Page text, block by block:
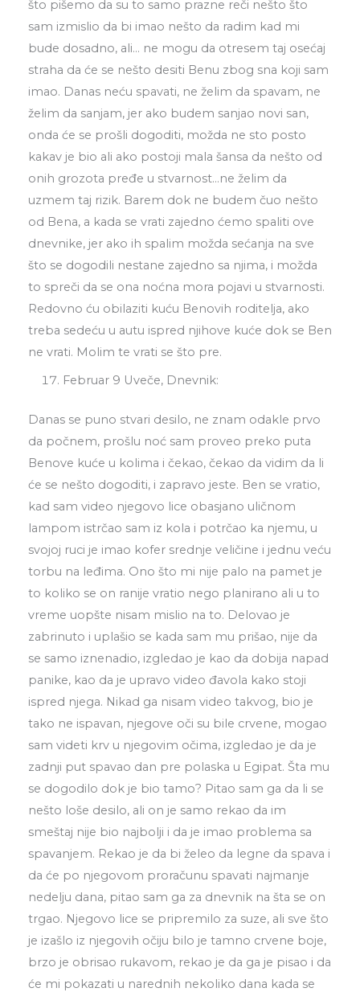
što pišemo da su to samo prazne reči nešto što
sam izmislio da bi imao nešto da radim kad mi
bude dosadno, ali… ne mogu da otresem taj osećaj
straha da će se nešto desiti Benu zbog sna koji sam
imao. Danas neću spavati, ne želim da spavam, ne
želim da sanjam, jer ako budem sanjao novi san,
onda će se prošli dogoditi, možda ne sto posto
kakav je bio ali ako postoji mala šansa da nešto od
onih grozota pređe u stvarnost…ne želim da
uzmem taj rizik. Barem dok ne budem čuo nešto
od Bena, a kada se vrati zajedno ćemo spaliti ove
dnevnike, jer ako ih spalim možda sećanja na sve
što se dogodili nestane zajedno sa njima, i možda
to spreči da se ona noćna mora pojavi u stvarnosti.
Redovno ću obilaziti kuću Benovih roditelja, ako
treba sedeću u autu ispred njihove kuće dok se Ben
ne vrati. Molim te vrati se što pre.
Februar 9 Uveče, Dnevnik:
Danas se puno stvari desilo, ne znam odakle prvo
da počnem, prošlu noć sam proveo preko puta
Benove kuće u kolima i čekao, čekao da vidim da li
će se nešto dogoditi, i zapravo jeste. Ben se vratio,
kad sam video njegovo lice obasjano uličnom
lampom istrčao sam iz kola i potrčao ka njemu, u
svojoj ruci je imao kofer srednje veličine i jednu veću
torbu na leđima. Ono što mi nije palo na pamet je
to koliko se on ranije vratio nego planirano ali u to
vreme uopšte nisam mislio na to. Delovao je
zabrinuto i uplašio se kada sam mu prišao, nije da
se samo iznenadio, izgledao je kao da dobija napad
panike, kao da je upravo video đavola kako stoji
ispred njega. Nikad ga nisam video takvog, bio je
tako ne ispavan, njegove oči su bile crvene, mogao
sam videti krv u njegovim očima, izgledao je da je
zadnji put spavao dan pre polaska u Egipat. Šta mu
se dogodilo dok je bio tamo? Pitao sam ga da li se
nešto loše desilo, ali on je samo rekao da im
smeštaj nije bio najbolji i da je imao problema sa
spavanjem. Rekao je da bi želeo da legne da spava i
da će po njegovom proračunu spavati najmanje
nedelju dana, pitao sam ga za dnevnik na šta se on
trgao. Njegovo lice se pripremilo za suze, ali sve što
je izašlo iz njegovih očiju bilo je tamno crvene boje,
brzo je obrisao rukavom, rekao je da ga je pisao i da
će mi pokazati u narednih nekoliko dana kada se